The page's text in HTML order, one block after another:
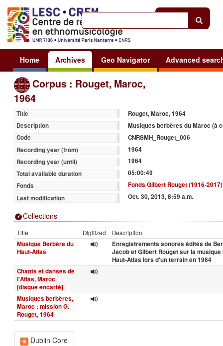
Sign in
Home Archives Geo Navigator Advanced
Corpus : Rouget, Maroc,
1964
Title
Rouget, Maroc, 1964
Description
Musiques berbères du Maroc (à
Code
CNRSMH_Rouget_006
Recording year (from)
1964
Recording year (until)
1964
Total available duration
05:00:49
Fonds
Fonds Gilbert Rouget (1916-2017)
Last modification
Oct. 30, 2013, 8:59 a.m.
Collections
Title Digitized
Description
Musique Berbère du
Haut-Atlas
Enregistrements sonores édités de
Jacob et Gilbert Rouget sur la
Haut-Atlas lors d'un terrain en 1964
Chants et danses de
l'Atlas, Maroc
[disque encarté]
Musiques berbères,
Maroc ; mission G.
Rouget, 1964
Dublin Core